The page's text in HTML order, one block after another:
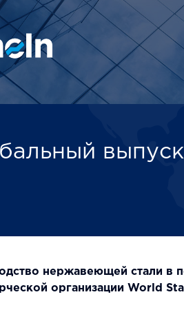
нержавеющей стали в
организации World